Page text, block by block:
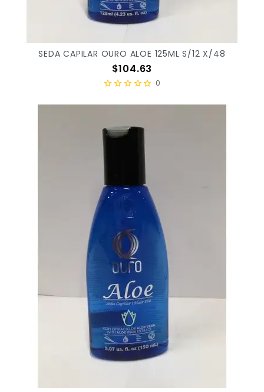
SEDA CAPILAR OURO ALOE 125ML S/12 X/48
Precio
$104.63
0